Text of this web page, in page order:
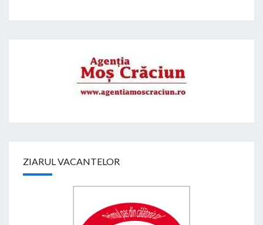
ZIARUL VACANTELOR